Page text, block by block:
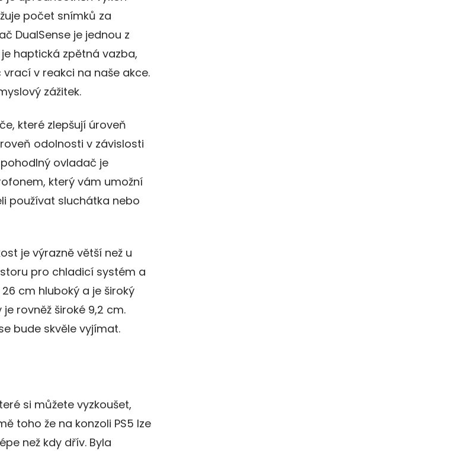
počet snímků za
DualSense je jednou z
haptická zpětná vazba,
v reakci na naše akce.
zážitek.
které zlepšují úroveň
odolnosti v závislosti
ovladač je
který vám umožní
používat sluchátka nebo
je výrazně větší než u
pro chladicí systém a
cm hluboký a je široký
rovněž široké 9,2 cm.
bude skvěle vyjímat.
si můžete vyzkoušet,
toho že na konzoli PS5 lze
než kdy dřív. Byla